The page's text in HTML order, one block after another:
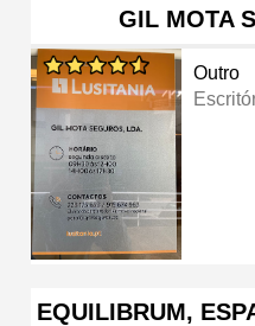
GIL MOTA
Outro
EQUILIBRUM,